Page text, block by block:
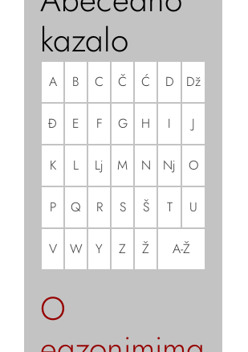
kazalo
A B C Č Ć D Dž
Đ E F G H I J
K L Lj M N Nj O
P Q R S Š T U
V W Y Z Ž A-Ž
O